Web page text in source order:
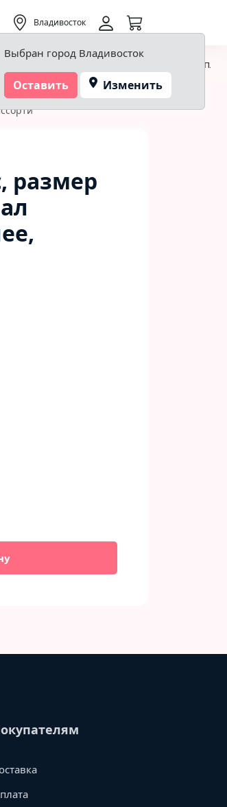
Владивосток
Выбран город Владивосток
Оставить Изменить
для творчества и хобби Детская
размер